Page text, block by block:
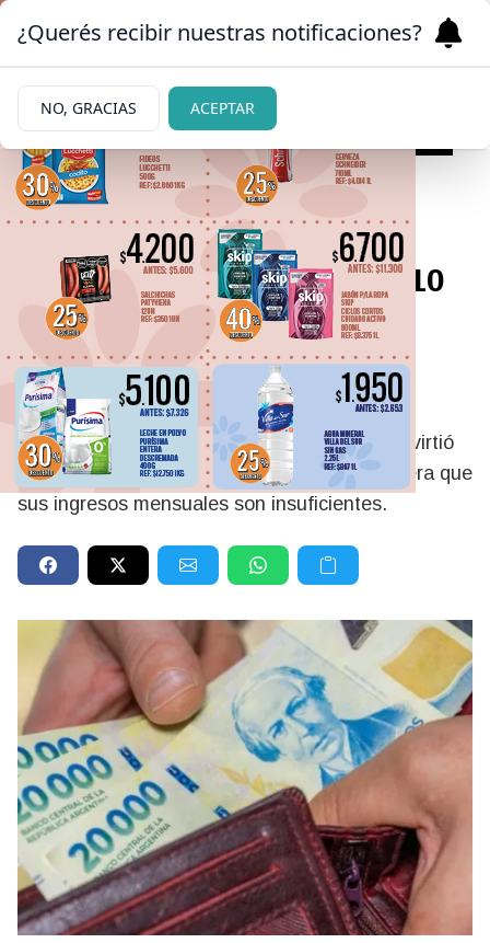
Crisis salarial: 7 de cada 10
trabajadores argentinos
agotan su sueldo en dos
semanas
Un informe del portal de empleo Bumeran advirtió
que el 87% de los empleados locales considera que
sus ingresos mensuales son insuficientes.
¿Querés recibir nuestras notificaciones?
NO, GRACIAS ACEPTAR